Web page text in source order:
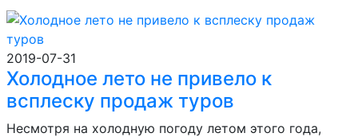
2019-07-31
Холодное лето не привело к
всплеску продаж туров
Несмотря на холодную погоду летом этого года,